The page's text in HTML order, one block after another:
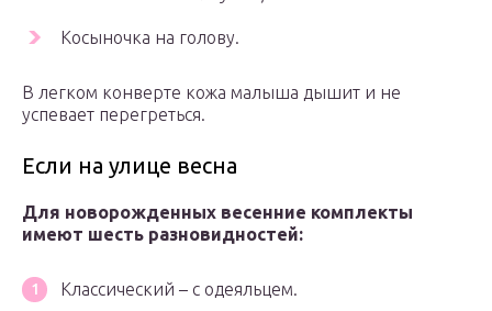
Косыночка на голову.
В легком конверте кожа малыша дышит и не
успевает перегреться.
Если на улице весна
Для новорожденных весенние комплекты
имеют шесть разновидностей:
Классический – с одеяльцем.